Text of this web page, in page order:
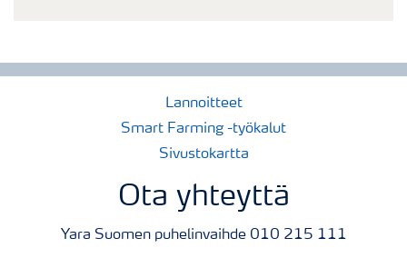
Lannoitteet
Smart Farming -työkalut
Sivustokartta
Ota yhteyttä
Yara Suomen puhelinvaihde 010 215 111